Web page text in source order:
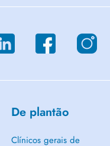
De plantão
Clínicos gerais de